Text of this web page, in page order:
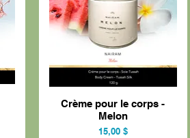
Aperçu rapide
Crème pour le corps -
Melon
Prix
15,00 $